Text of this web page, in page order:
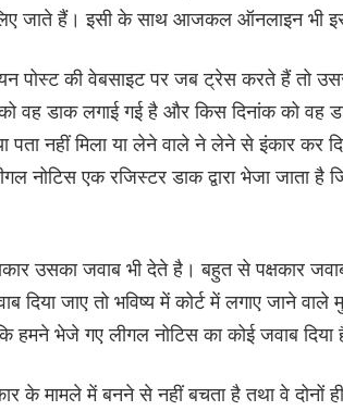
जाते हैं। इसी के साथ आजकल ऑनलाइन भी
पोस्ट की वेबसाइट पर जब ट्रेस करते हैं तो
वह डाक लगाई गई है और किस दिनांक को वह
पता नहीं मिला या लेने वाले ने लेने से इंकार कर
नोटिस एक रजिस्टर डाक द्वारा भेजा जाता
उसका जवाब भी देते है। बहुत से पक्षकार
दिया जाए तो भविष्य में कोर्ट में लगाए जाने
हमने भेजे गए लीगल नोटिस का कोई जवाब
के मामले में बनने से नहीं बचता है तथा वे दोनों